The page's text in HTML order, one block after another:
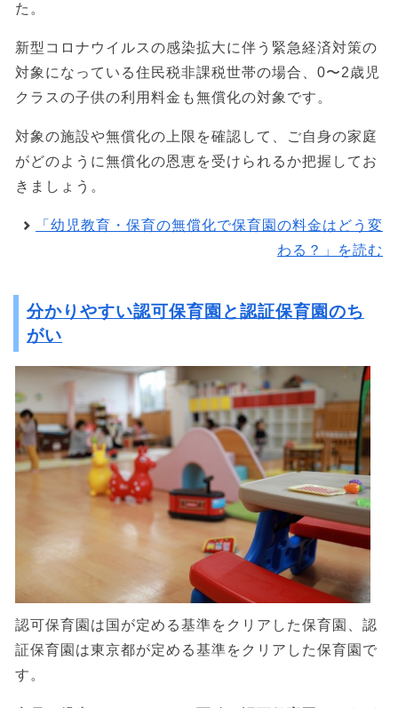
た。
新型コロナウイルスの感染拡大に伴う緊急経済対策の
対象になっている住民税非課税世帯の場合、0〜2歳児
クラスの子供の利用料金も無償化の対象です。
対象の施設や無償化の上限を確認して、ご自身の家庭
がどのように無償化の恩恵を受けられるか把握してお
きましょう。
「幼児教育・保育の無償化で保育園の料金はどう変
わる？」を読む
分かりやすい認可保育園と認証保育園のち
がい
認可保育園は国が定める基準をクリアした保育園、認
証保育園は東京都が定める基準をクリアした保育園で
す。